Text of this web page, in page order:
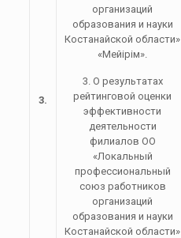
3.
организаций
образования и науки
Костанайской области»
«Мейірім».
3. О результатах
рейтинговой оценки
эффективности
деятельности
филиалов ОО
«Локальный
профессиональный
союз работников
организаций
образования и науки
Костанайской области»